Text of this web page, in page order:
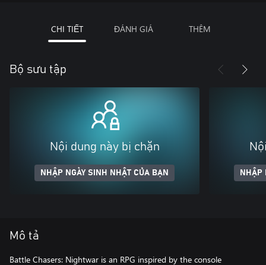
CHI TIẾT ĐÁNH GIÁ THÊM
Bộ sưu tập
Nội dung này bị chặn
NHẬP NGÀY SINH NHẬT CỦA BẠN NHẬP
Mô tả
Battle Chasers: Nightwar is an RPG inspired by the console